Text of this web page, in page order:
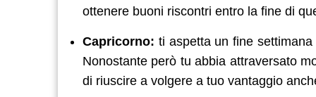
ottenere buoni riscontri entro la fine di
Capricorno: ti aspetta un fine
Nonostante però tu abbia attraversato
di riuscire a volgere a tuo vantaggio